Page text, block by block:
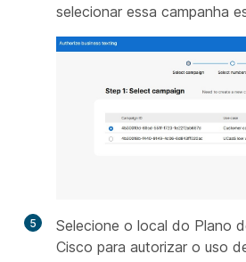
selecionar essa campanha
5
Selecione o local do Plano
Cisco para autorizar o uso